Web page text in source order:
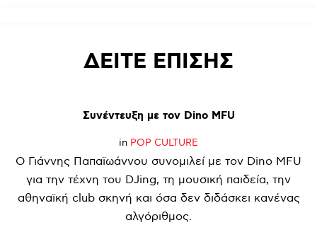
ΔΕΙΤΕ ΕΠΙΣΗΣ
Συνέντευξη με τον Dino MFU
in POP CULTURE
Ο Γιάννης Παπαϊωάννου συνομιλεί με τον Dino MFU
για την τέχνη του DJing, τη μουσική παιδεία, την
αθηναϊκή club σκηνή και όσα δεν διδάσκει κανένας
αλγόριθμος.